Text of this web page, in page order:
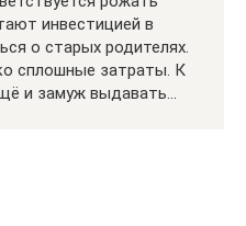
инвестицией в
о старых родителях.
сплошные затраты. К
и замуж выдавать…